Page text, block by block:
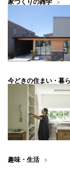
家づくりの雑学
今どきの住まい・暮
趣味・生活